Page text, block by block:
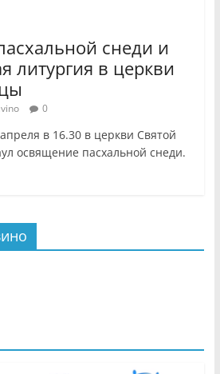
снеди и
литургия в церкви
0
в 16.30 в церкви Святой
освящение пасхальной снеди.